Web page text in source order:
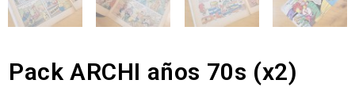
Pack ARCHI años 70s (x2)